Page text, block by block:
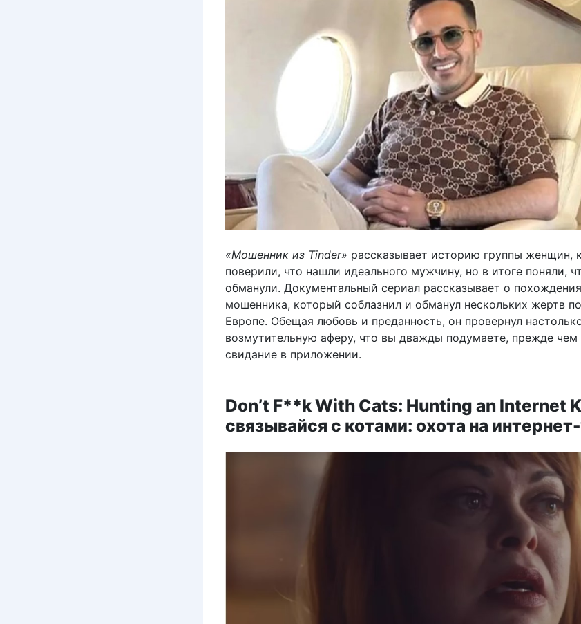
«Мошенник из Tinder» рассказывает историю группы женщин,
поверили, что нашли идеального мужчину, но в итоге поняли,
обманули. Документальный сериал рассказывает о
мошенника, который соблазнил и обманул нескольких жертв
Европе. Обещая любовь и преданность, он провернул
возмутительную аферу, что вы дважды подумаете, прежде чем
свидание в приложении.
Don’t F**k With Cats: Hunting an Internet
связывайся с котами: охота на